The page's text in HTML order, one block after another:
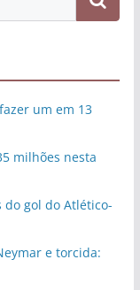
um em 13
milhões nesta
gol do Atlético-
e torcida: